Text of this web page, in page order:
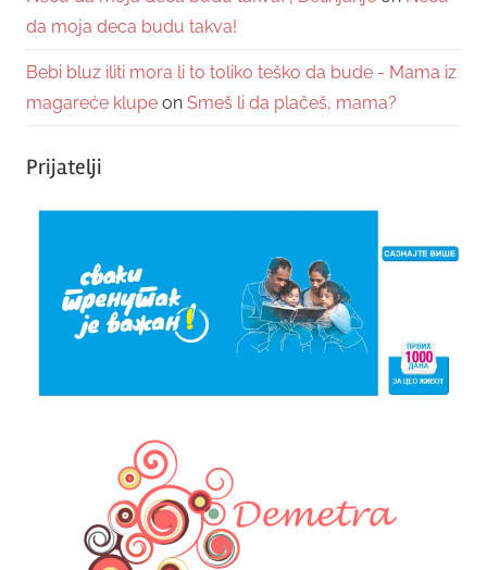
da moja deca budu takva!
Bebi bluz iliti mora li to toliko teško da bude - Mama iz
magareće klupe on Smeš li da plačeš, mama?
Prijatelji